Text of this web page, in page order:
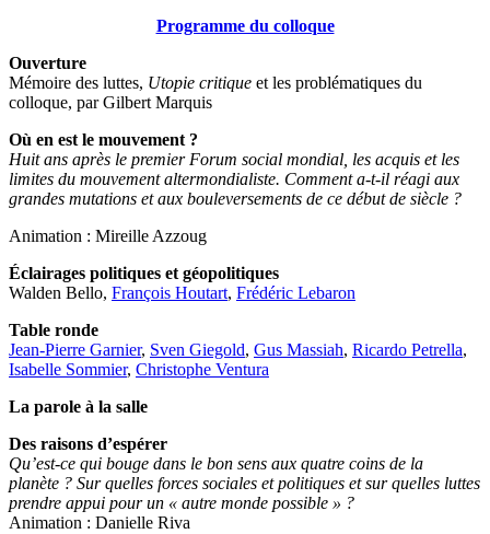
Programme du colloque
Ouverture
Mémoire des luttes, Utopie critique et les problématiques du
colloque, par Gilbert Marquis
Où en est le mouvement ?
Huit ans après le premier Forum social mondial, les acquis et les
limites du mouvement altermondialiste. Comment a-t-il réagi aux
grandes mutations et aux bouleversements de ce début de siècle ?
Animation : Mireille Azzoug
Éclairages politiques et géopolitiques
Walden Bello, François Houtart, Frédéric Lebaron
Table ronde
Jean-Pierre Garnier, Sven Giegold, Gus Massiah, Ricardo Petrella,
Isabelle Sommier, Christophe Ventura
La parole à la salle
Des raisons d’espérer
Qu’est-ce qui bouge dans le bon sens aux quatre coins de la
planète ? Sur quelles forces sociales et politiques et sur quelles luttes
prendre appui pour un « autre monde possible » ?
Animation : Danielle Riva